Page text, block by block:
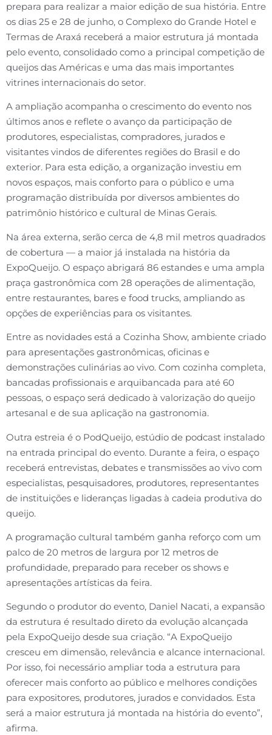
prepara para realizar a maior edição de sua história. Entre
os dias 25 e 28 de junho, o Complexo do Grande Hotel e
Termas de Araxá receberá a maior estrutura já montada
pelo evento, consolidado como a principal competição de
queijos das Américas e uma das mais importantes
vitrines internacionais do setor.
A ampliação acompanha o crescimento do evento nos
últimos anos e reflete o avanço da participação de
produtores, especialistas, compradores, jurados e
visitantes vindos de diferentes regiões do Brasil e do
exterior. Para esta edição, a organização investiu em
novos espaços, mais conforto para o público e uma
programação distribuída por diversos ambientes do
patrimônio histórico e cultural de Minas Gerais.
Na área externa, serão cerca de 4,8 mil metros quadrados
de cobertura — a maior já instalada na história da
ExpoQueijo. O espaço abrigará 86 estandes e uma ampla
praça gastronômica com 28 operações de alimentação,
entre restaurantes, bares e food trucks, ampliando as
opções de experiências para os visitantes.
Entre as novidades está a Cozinha Show, ambiente criado
para apresentações gastronômicas, oficinas e
demonstrações culinárias ao vivo. Com cozinha completa,
bancadas profissionais e arquibancada para até 60
pessoas, o espaço será dedicado à valorização do queijo
artesanal e de sua aplicação na gastronomia.
Outra estreia é o PodQueijo, estúdio de podcast instalado
na entrada principal do evento. Durante a feira, o espaço
receberá entrevistas, debates e transmissões ao vivo com
especialistas, pesquisadores, produtores, representantes
de instituições e lideranças ligadas à cadeia produtiva do
queijo.
A programação cultural também ganha reforço com um
palco de 20 metros de largura por 12 metros de
profundidade, preparado para receber os shows e
apresentações artísticas da feira.
Segundo o produtor do evento, Daniel Nacati, a expansão
da estrutura é resultado direto da evolução alcançada
pela ExpoQueijo desde sua criação. “A ExpoQueijo
cresceu em dimensão, relevância e alcance internacional.
Por isso, foi necessário ampliar toda a estrutura para
oferecer mais conforto ao público e melhores condições
para expositores, produtores, jurados e convidados. Esta
será a maior estrutura já montada na história do evento”,
afirma.